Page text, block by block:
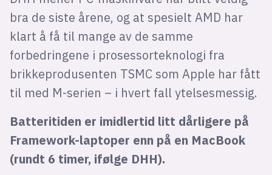
bra de siste årene, og at spesielt AMD har
klart å få til mange av de samme
forbedringene i prosessorteknologi fra
brikkeprodusenten TSMC som Apple har fått
til med M-serien – i hvert fall ytelsesmessig.
Batteritiden er imidlertid litt dårligere på
Framework-laptoper enn på en MacBook
(rundt 6 timer, ifølge DHH).